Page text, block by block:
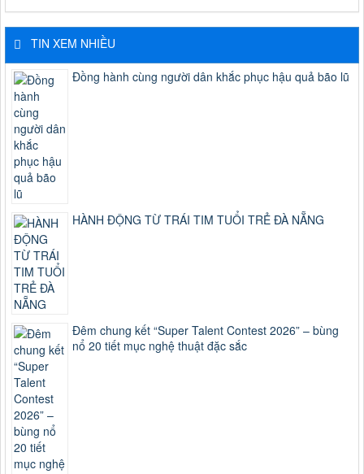
TIN XEM NHIỀU
Đồng hành cùng người dân khắc phục hậu quả bão lũ
HÀNH ĐỘNG TỪ TRÁI TIM TUỔI TRẺ ĐÀ NẴNG
Đêm chung kết “Super Talent Contest 2026” – bùng
nổ 20 tiết mục nghệ thuật đặc sắc